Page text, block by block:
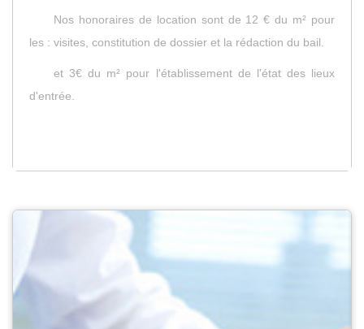
Nos honoraires de location sont de 12 € du m² pour
les : visites, constitution de dossier et la rédaction du bail.
et 3€ du m² pour l'établissement de l'état des lieux
d'entrée.